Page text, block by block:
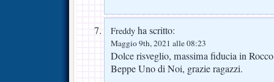
Freddy ha scritto:
Maggio 9th, 2021 alle 08:23
Dolce risveglio, massima fiducia in
Beppe Uno di Noi, grazie ragazzi.